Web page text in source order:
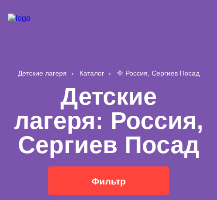
Детские лагеря Каталог 🌞 Россия, Сергиев Посад
Детские
лагеря: Россия,
Сергиев Посад
Фильтр